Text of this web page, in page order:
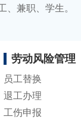
兼职、学生。
劳动风险管理
员工替换
退工办理
工伤申报